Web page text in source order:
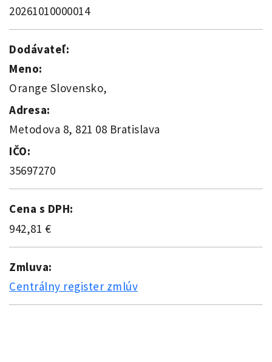
20261010000014
Dodávateľ:
Meno:
Orange Slovensko,
Adresa:
Metodova 8, 821 08 Bratislava
IČO:
35697270
Cena s DPH:
942,81 €
Zmluva:
Centrálny register zmlúv